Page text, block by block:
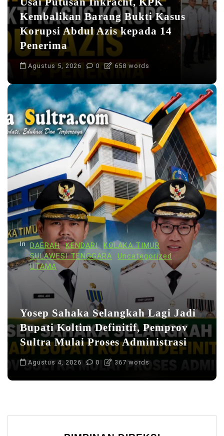
Kembalikan Barang Bukti Kasus
Korupsi Abdul Azis kepada 14
Penerima
Agustus 5, 2026 0 658 words
In DAERAH KENDARI
KOLAKA TIMUR
SULAWESI TENGGARA
Uncategorized
UTAMA
Yosep Sahaka Selangkah Lagi Jadi
Bupati Koltim Definitif, Pemprov
Sultra Mulai Proses Administrasi
Agustus 4, 2026 0 367 words